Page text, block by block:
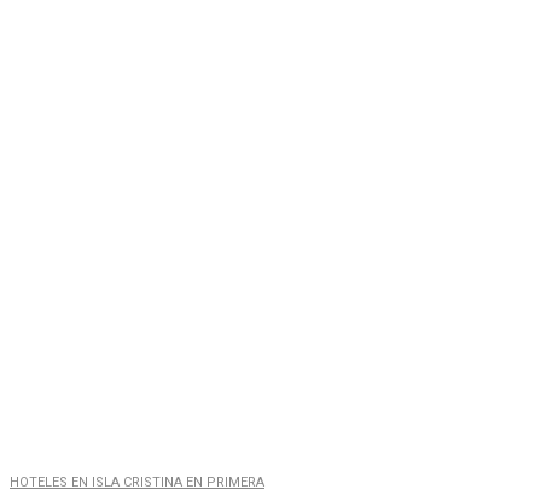
HOTELES EN ISLA CRISTINA EN PRIMERA